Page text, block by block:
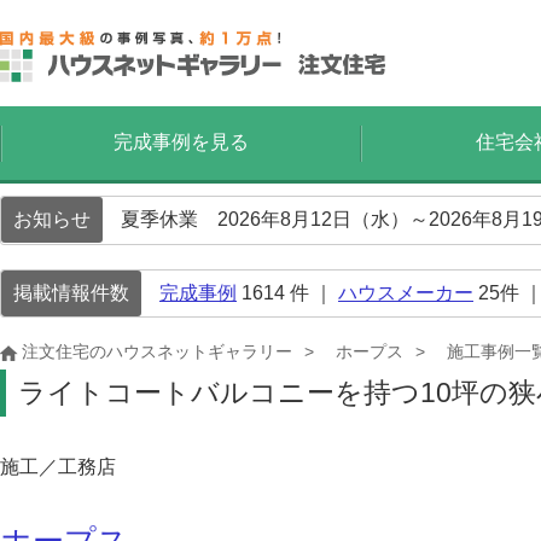
完成事例を見る 住宅会
お知らせ 夏季休業 2026年8月12日（水）～2026年8月
掲載情報件数 完成事例 1614 件 ｜ ハウスメーカー 25件
注文住宅のハウスネットギャラリー ホープス 施工事例一
ライトコートバルコニーを持つ10坪の
施工／工務店